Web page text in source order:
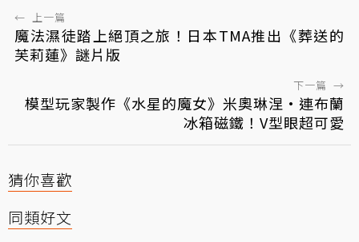
← 上一篇
魔法濕徒踏上絕頂之旅！日本TMA推出《葬送的
芙莉蓮》謎片版
下一篇 →
模型玩家製作《水星的魔女》米奧琳涅·連布蘭
冰箱磁鐵！V型眼超可愛
猜你喜歡
同類好文